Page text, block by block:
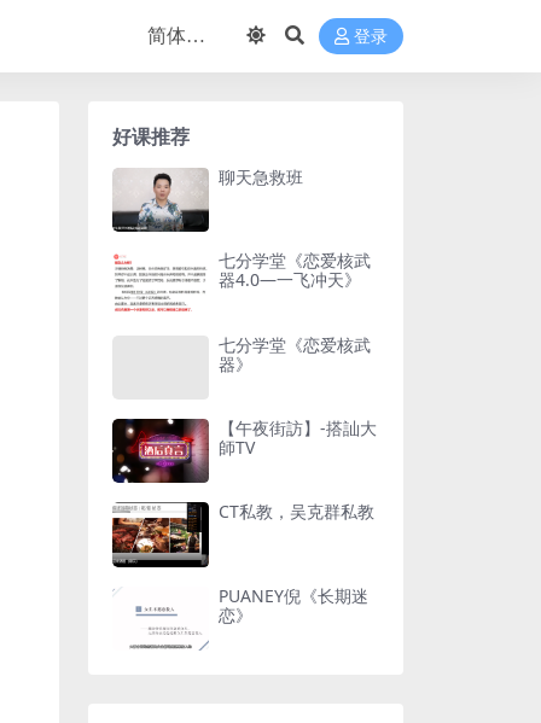
登录
好课推荐
聊天急救班
七分学堂《恋爱核武
器4.0—一飞冲天》
七分学堂《恋爱核武
器》
【午夜街訪】-搭訕大
師TV
CT私教，吴克群私教
PUANEY倪《长期迷
恋》